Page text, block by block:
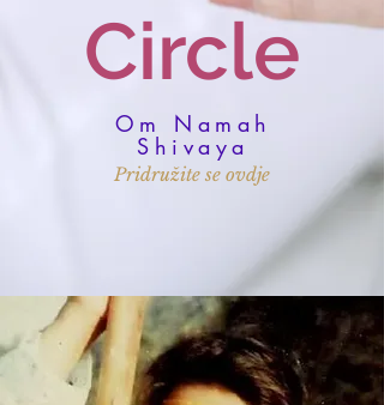
Circle
Om Namah
Shivaya
Pridružite se ovdje